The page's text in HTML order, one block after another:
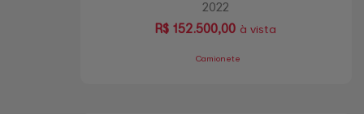
2022
R$ 152.500,00 à vista
Camionete